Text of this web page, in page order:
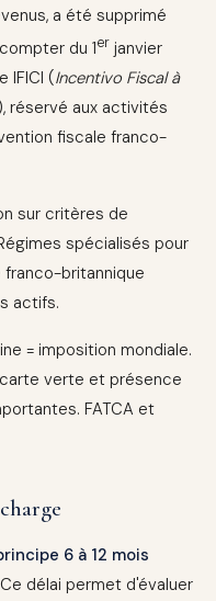
a été supprimé
du 1er janvier
IFICI (Incentivo Fiscal à
réservé aux activités
fiscale franco-
sur critères de
spécialisés pour
britannique
actifs.
= imposition mondiale.
verte et présence
FATCA et
6 à 12 mois
Ce délai permet d'évaluer